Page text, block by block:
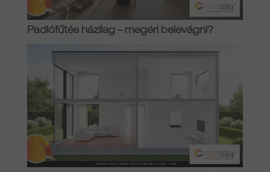
Padlófűtés házilag – megéri belevágni?